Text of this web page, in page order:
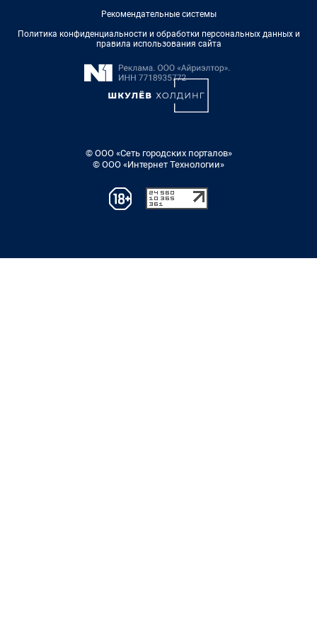
Рекомендательные системы
Политика конфиденциальности и обработки персональных данных и
правила использования сайта
© ООО «Сеть городских порталов»
© ООО «Интернет Технологии»